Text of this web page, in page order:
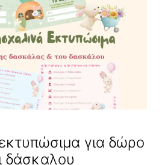
για δώρο
δάσκαλου